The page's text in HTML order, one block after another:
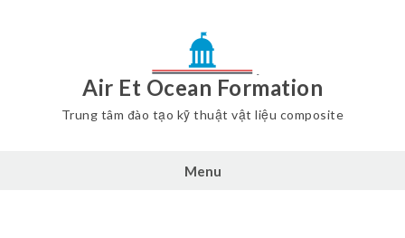
Air Et Ocean Formation
Trung tâm đào tạo kỹ thuật vật liệu composite
Menu